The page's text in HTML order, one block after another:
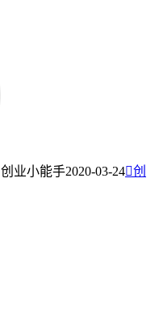
创业小能手2020-03-24创